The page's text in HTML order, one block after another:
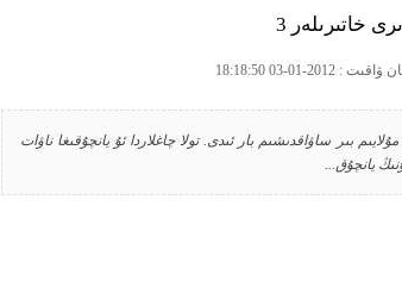
خاتىرىلەر 3
بىر ساۋاقدىشىم بار ئىدى. تولا چاغلاردا ئۇ يانچۇقىغا ناۋات
يانچۇق...